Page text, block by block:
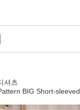
셔츠
BIG Short-sleeved